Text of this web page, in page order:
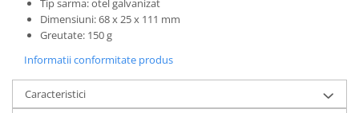
Tip sarma: otel galvanizat
Dimensiuni: 68 x 25 x 111 mm
Greutate: 150 g
Informatii conformitate produs
Caracteristici